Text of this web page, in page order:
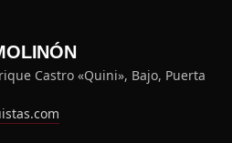
Castro «Quini», Bajo, Puerta